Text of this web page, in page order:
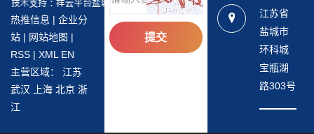
精密无缝钢管的性能特点精密无缝钢管的性能特点主要包括
以下几个方面：高精度：精密无缝钢管的生产工艺要求严
格，内外径尺...
热推信息 | 企业分
站 | 网站地图 |
RSS | XML EN
主营区域： 江苏
武汉
上海 北京 浙
江
江苏省
盐城市
环科城
宝瓶湖
路303号